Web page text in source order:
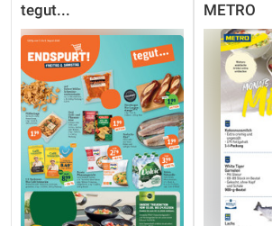
tegut... METRO